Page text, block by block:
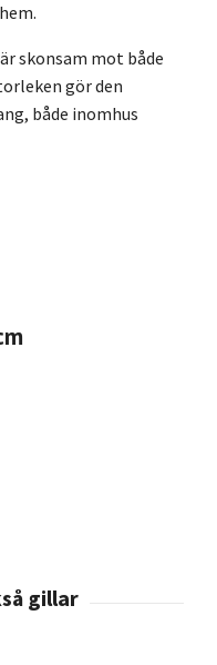
skonsam mot både
gör den
både inomhus